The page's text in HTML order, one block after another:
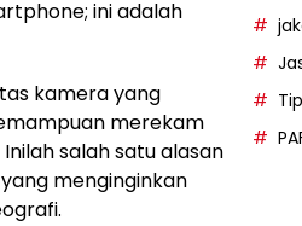
ini adalah
kamera yang
merekam
salah satu alasan
menginginkan